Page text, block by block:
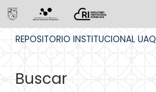
REPOSITORIO INSTITUCIONAL UAQ
Buscar